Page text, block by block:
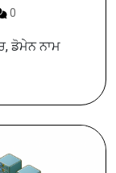
0
ਡੋਮੇਨ ਨਾਮ